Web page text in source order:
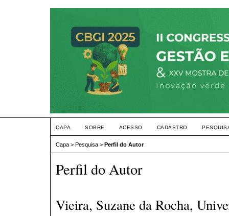
CAPA SOBRE ACESSO CADASTRO
Capa > Pesquisa > Perfil do Autor
Perfil do Autor
Vieira, Suzane da Rocha,